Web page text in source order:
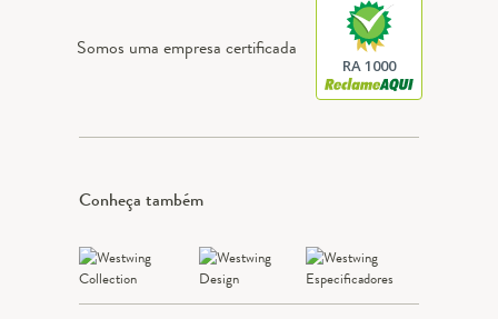
Somos uma empresa certificada
RA 1000
Conheça também